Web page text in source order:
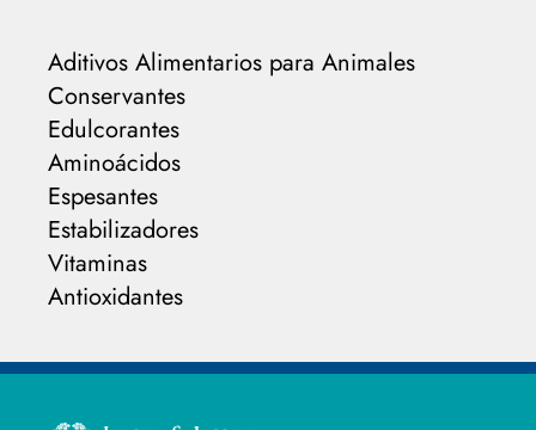
Aditivos Alimentarios para Animales
Conservantes
Edulcorantes
Aminoácidos
Espesantes
Estabilizadores
Vitaminas
Antioxidantes